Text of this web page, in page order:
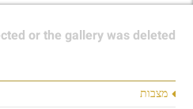
מצבות
or the gallery was deleted.